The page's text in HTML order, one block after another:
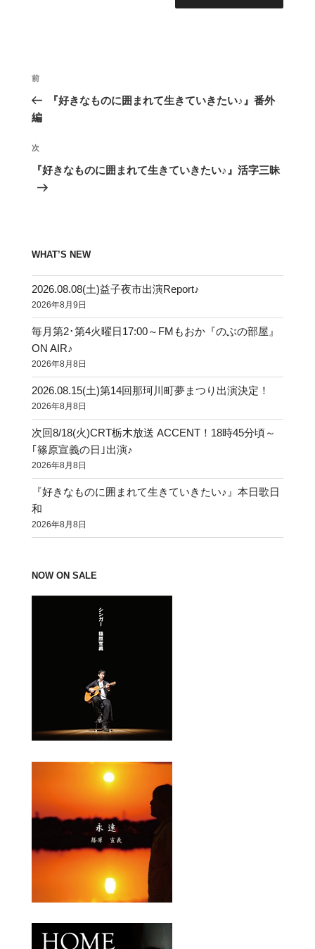
投
ナ
ゲ
ー
シ
前
の
投
前
『好きなものに囲まれて生きていきたい♪』番外
編
次
の
次
『好きなものに囲まれて生きていきたい♪』活字三昧
WHAT’S NEW
2026.08.08(土)益子夜市出演Report♪
2026年8月9日
毎月第2･第4火曜日17:00～FMもおか『のぶの部屋』
ON AIR♪
2026年8月8日
2026.08.15(土)第14回那珂川町夢まつり出演決定！
2026年8月8日
次回8/18(火)CRT栃木放送 ACCENT！18時45分頃～
｢篠原宣義の日｣出演♪
2026年8月8日
『好きなものに囲まれて生きていきたい♪』本日歌日
和
2026年8月8日
NOW ON SALE